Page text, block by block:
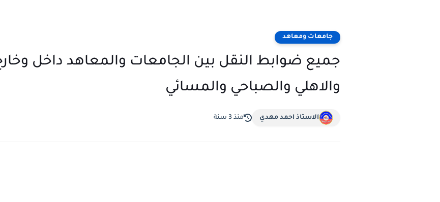
جامعات ومعاهد
جميع ضوابط النقل بين الجامعات والمعاهد داخل
والاهلي والصباحي والمسائي
الاستاذ احمد مهدي منذ 3 سنة